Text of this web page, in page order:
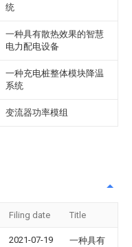
统
一种具有散热效果的智慧
电力配电设备
一种充电桩整体模块降温
系统
变流器功率模组
Filing date Title
2021-07-19
一种具有